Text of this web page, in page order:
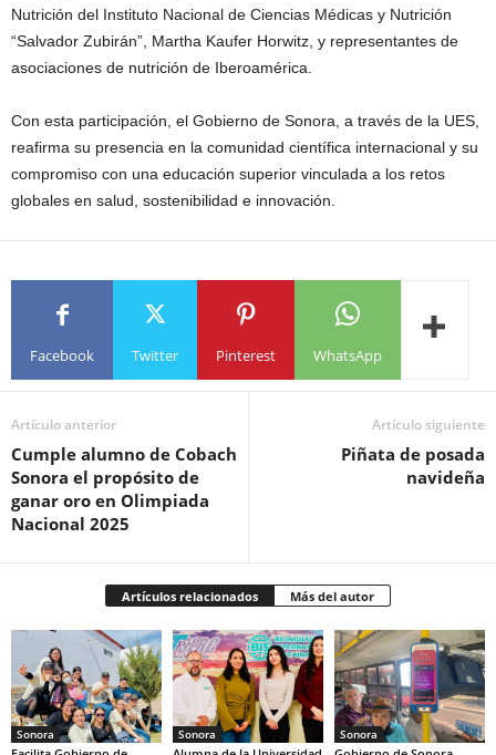
Nutrición del Instituto Nacional de Ciencias Médicas y Nutrición
“Salvador Zubirán”, Martha Kaufer Horwitz, y representantes de
asociaciones de nutrición de Iberoamérica.
Con esta participación, el Gobierno de Sonora, a través de la UES,
reafirma su presencia en la comunidad científica internacional y su
compromiso con una educación superior vinculada a los retos
globales en salud, sostenibilidad e innovación.
Facebook Twitter Pinterest WhatsApp
Artículo anterior
Cumple alumno de Cobach
Sonora el propósito de
ganar oro en Olimpiada
Nacional 2025
Artículo siguiente
Piñata de posada
navideña
Artículos relacionados Más del autor
Sonora Sonora Sonora